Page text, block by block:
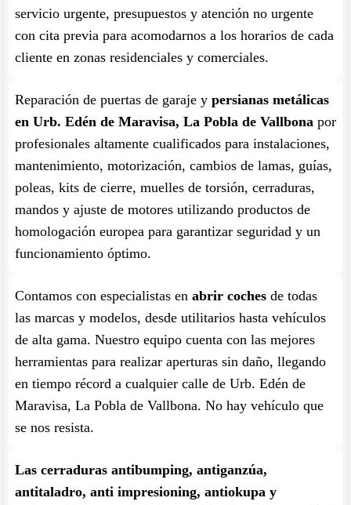
servicio urgente, presupuestos y atención no urgente
con cita previa para acomodarnos a los horarios de cada
cliente en zonas residenciales y comerciales.
Reparación de puertas de garaje y persianas metálicas
en Urb. Edén de Maravisa, La Pobla de Vallbona por
profesionales altamente cualificados para instalaciones,
mantenimiento, motorización, cambios de lamas, guías,
poleas, kits de cierre, muelles de torsión, cerraduras,
mandos y ajuste de motores utilizando productos de
homologación europea para garantizar seguridad y un
funcionamiento óptimo.
Contamos con especialistas en abrir coches de todas
las marcas y modelos, desde utilitarios hasta vehículos
de alta gama. Nuestro equipo cuenta con las mejores
herramientas para realizar aperturas sin daño, llegando
en tiempo récord a cualquier calle de Urb. Edén de
Maravisa, La Pobla de Vallbona. No hay vehículo que
se nos resista.
Las cerraduras antibumping, antiganzúa,
antitaladro, anti impresioning, antiokupa y